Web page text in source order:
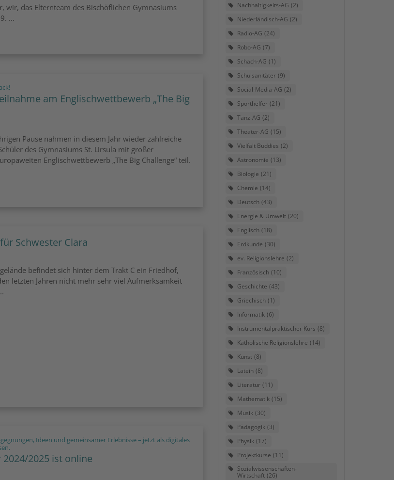
wir, das Elternteam des Bischöflichen Gymnasiums
...
:
am Englischwettbewerb „The Big
Pause nahmen in diesem Jahr wieder zahlreiche
des Gymnasiums St. Ursula mit großer
Englischwettbewerb „The Big Challenge“ teil.
Schwester Clara
befindet sich hinter dem Trakt C ein Friedhof,
letzten Jahren nicht mehr sehr viel Aufmerksamkeit
Ideen und gemeinsamer Erlebnisse – jetzt als digitales
2025 ist online
Nachhaltigkeits-AG 2
Niederländisch-AG 2
Radio-AG 24
Robo-AG 7
Schach-AG 1
Schulsanitäter 9
Social-Media-AG 2
Sporthelfer 21
Tanz-AG 2
Theater-AG 15
Vielfalt Buddies 2
Astronomie 13
Biologie 21
Chemie 14
Deutsch 43
Energie & Umwelt 20
Englisch 18
Erdkunde 30
ev. Religionslehre 2
Französisch 10
Geschichte 43
Griechisch 1
Informatik 6
Instrumentalpraktischer Kurs 8
Katholische Religionslehre 14
Kunst 8
Latein 8
Literatur 11
Mathematik 15
Musik 30
Pädagogik 3
Physik 17
Projektkurse 11
Sozialwissenschaften-
Wirtschaft 26